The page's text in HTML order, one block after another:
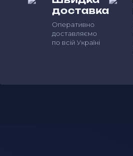
доставка
Оперативно
доставляємо
по всій Україні